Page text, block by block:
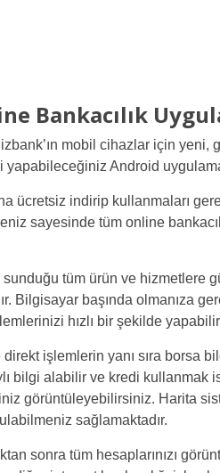
Bankacılık
mobil cihazlar için yeni,
Android
ücretsiz indirip kullanmaları
sayesinde tüm online
sunduğu tüm ürün ve hizmetlere
Bilgisayar başında olmanıza
hızlı bir şekilde
işlemlerin yanı sıra borsa
bilgi alabilir ve kredi kullanmak
görüntüleyebilirsiniz. Harita
sağlamaktadır.
sonra tüm hesaplarınızı